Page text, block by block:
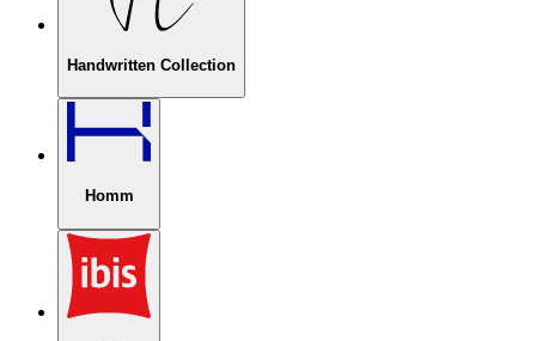
Handwritten Collection
Homm